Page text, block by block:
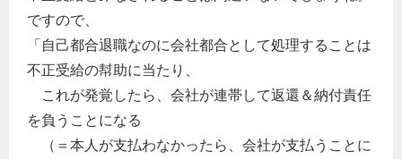
ですので、
「自己都合退職なのに会社都合として処理することは
不正受給の幇助に当たり、
これが発覚したら、会社が連帯して返還＆納付責任
を負うことになる
（＝本人が支払わなかったら、会社が支払うことに